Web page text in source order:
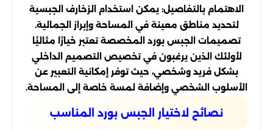
الاهتمام بالتفاصيل: يمكن استخدام الزخارف الجبسية
لتحديد مناطق معينة في المساحة وإبراز الجمالية.
تصميمات الجبس بورد المخصصة تعتبر خيارًا مثاليًا
لأولئك الذين يرغبون في تخصيص التصميم الداخلي
بشكل فريد وشخصي، حيث توفر إمكانية التعبير عن
الأسلوب الشخصي وإضافة لمسة خاصة إلى المساحة.
نصائح لاختيار الجبس بورد المناسب